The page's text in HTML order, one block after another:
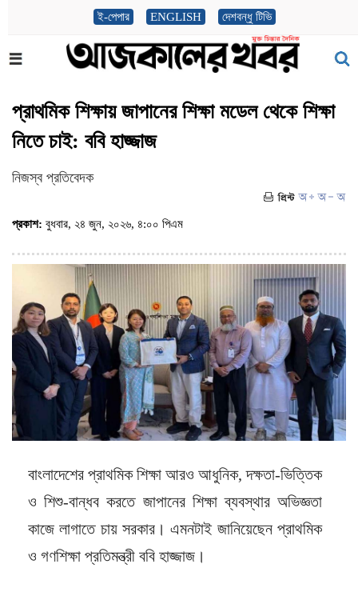
ই-পেপার ENGLISH দেশবন্ধু টিভি
প্রাথমিক শিক্ষায় জাপানের শিক্ষা মডেল থেকে শিক্ষা
নিতে চাই: ববি হাজ্জাজ
নিজস্ব প্রতিবেদক
প্রকাশ: বুধবার, ২৪ জুন, ২০২৬, ৪:০০ পিএম
বাংলাদেশের প্রাথমিক শিক্ষা আরও আধুনিক, দক্ষতা-ভিত্তিক
ও শিশু-বান্ধব করতে জাপানের শিক্ষা ব্যবস্থার অভিজ্ঞতা
কাজে লাগাতে চায় সরকার। এমনটাই জানিয়েছেন প্রাথমিক
ও গণশিক্ষা প্রতিমন্ত্রী ববি হাজ্জাজ।